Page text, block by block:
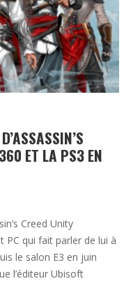
ET LA PS3 EN
Creed Unity
PC qui fait parler de lui à
le salon E3 en juin
l’éditeur Ubisoft